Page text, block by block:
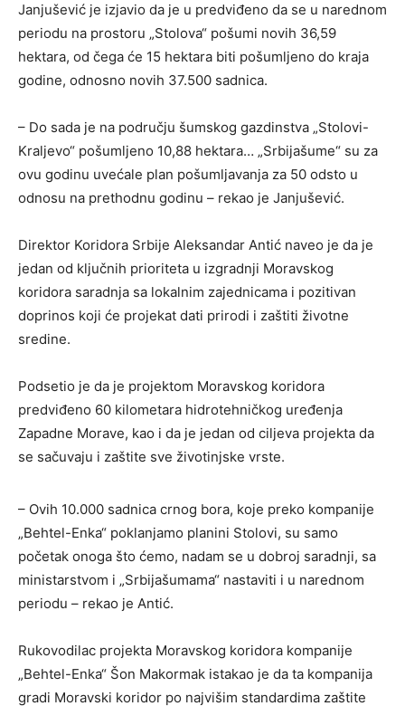
Janjušević je izjavio da je u predviđeno da se u narednom
periodu na prostoru „Stolova“ pošumi novih 36,59
hektara, od čega će 15 hektara biti pošumljeno do kraja
godine, odnosno novih 37.500 sadnica.
– Do sada je na području šumskog gazdinstva „Stolovi-
Kraljevo“ pošumljeno 10,88 hektara… „Srbijašume“ su za
ovu godinu uvećale plan pošumljavanja za 50 odsto u
odnosu na prethodnu godinu – rekao je Janjušević.
Direktor Koridora Srbije Aleksandar Antić naveo je da je
jedan od ključnih prioriteta u izgradnji Moravskog
koridora saradnja sa lokalnim zajednicama i pozitivan
doprinos koji će projekat dati prirodi i zaštiti životne
sredine.
Podsetio je da je projektom Moravskog koridora
predviđeno 60 kilometara hidrotehničkog uređenja
Zapadne Morave, kao i da je jedan od ciljeva projekta da
se sačuvaju i zaštite sve životinjske vrste.
– Ovih 10.000 sadnica crnog bora, koje preko kompanije
„Behtel-Enka“ poklanjamo planini Stolovi, su samo
početak onoga što ćemo, nadam se u dobroj saradnji, sa
ministarstvom i „Srbijašumama“ nastaviti i u narednom
periodu – rekao je Antić.
Rukovodilac projekta Moravskog koridora kompanije
„Behtel-Enka“ Šon Makormak istakao je da ta kompanija
gradi Moravski koridor po najvišim standardima zaštite